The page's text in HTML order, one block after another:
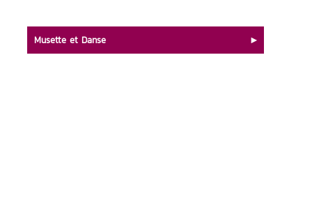
Musette et Danse